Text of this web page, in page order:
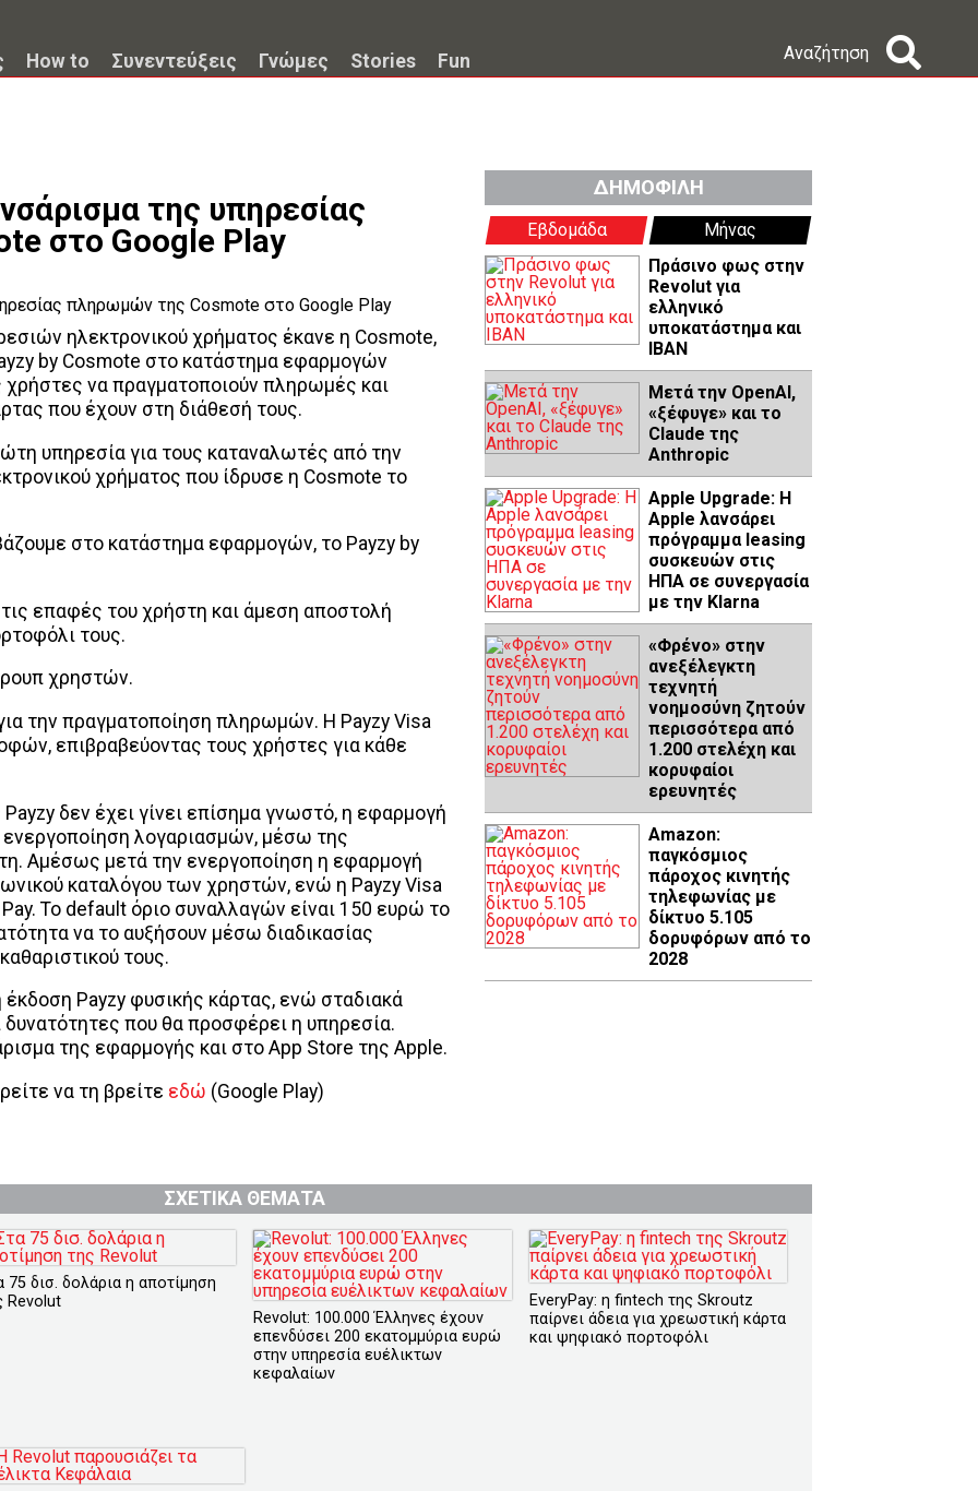
How to Συνεντεύξεις Γνώμες Stories Fun Αναζήτηση
της υπηρεσίας
στο Google Play
ηλεκτρονικού χρήματος έκανε η Cosmote,
by Cosmote στo κατάστημα εφαρμογών
χρήστες να πραγματοποιούν πληρωμές και
που έχουν στη διάθεσή τους.
υπηρεσία για τους καταναλωτές από την
χρήματος που ίδρυσε η Cosmote το
στο κατάστημα εφαρμογών, το Payzy by
επαφές του χρήστη και άμεση αποστολή
τους.
χρηστών.
την πραγματοποίηση πληρωμών. Η Payzy Visa
επιβραβεύοντας τους χρήστες για κάθε
δεν έχει γίνει επίσημα γνωστό, η εφαρμογή
ενεργοποίηση λογαριασμών, μέσω της
Αμέσως μετά την ενεργοποίηση η εφαρμογή
καταλόγου των χρηστών, ενώ η Payzy Visa
Το default όριο συναλλαγών είναι 150 ευρώ το
να το αυξήσουν μέσω διαδικασίας
τους.
έκδοση Payzy φυσικής κάρτας, ενώ σταδιακά
δυνατότητες που θα προσφέρει η υπηρεσία.
της εφαρμογής και στο App Store της Apple.
να τη βρείτε εδώ (Google Play)
ΔΗΜΟΦΙΛΗ
Εβδομάδα
Μήνας
Πράσινο φως στην
Revolut για
ελληνικό
υποκατάστημα και
IBAN
Μετά την OpenAI,
«ξέφυγε» και το
Claude της
Anthropic
Apple Upgrade: Η
Apple λανσάρει
πρόγραμμα leasing
συσκευών στις
ΗΠΑ σε συνεργασία
με την Klarna
«Φρένο» στην
ανεξέλεγκτη
τεχνητή
νοημοσύνη ζητούν
περισσότερα από
1.200 στελέχη και
κορυφαίοι
ερευνητές
Amazon:
παγκόσμιος
πάροχος κινητής
τηλεφωνίας με
δίκτυο 5.105
δορυφόρων από το
2028
ΣΧΕΤΙΚΑ ΘΕΜΑΤΑ
75 δισ. δολάρια η αποτίμηση
Revolut
Revolut: 100.000 Έλληνες έχουν
επενδύσει 200 εκατομμύρια ευρώ
στην υπηρεσία ευέλικτων
κεφαλαίων
EveryPay: η fintech της Skroutz
παίρνει άδεια για χρεωστική κάρτα
και ψηφιακό πορτοφόλι